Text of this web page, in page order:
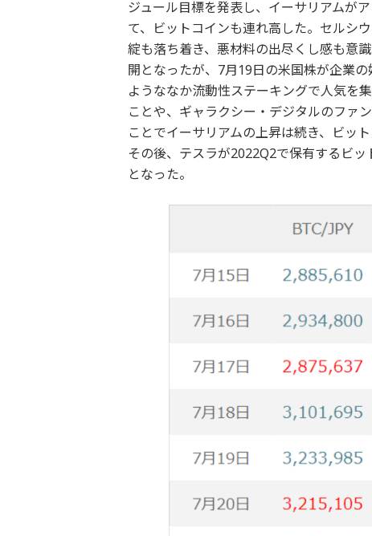
ジュール目標を発表し、イーサリアムが
て、ビットコインも連れ高した。セルシ
綻も落ち着き、悪材料の出尽くし感も意
開となったが、7月19日の米国株が企業
ようななか流動性ステーキングで人気を
ことや、ギャラクシー・デジタルのファ
ことでイーサリアムの上昇は続き、ビッ
その後、テスラが2022Q2で保有するビ
となった。